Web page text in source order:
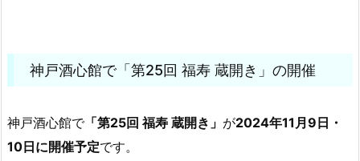
神戸酒心館で「第25回 福寿 蔵開き」の開催
神戸酒心館で「第25回 福寿 蔵開き」 が2024年11月9日・
10日に開催予定です。